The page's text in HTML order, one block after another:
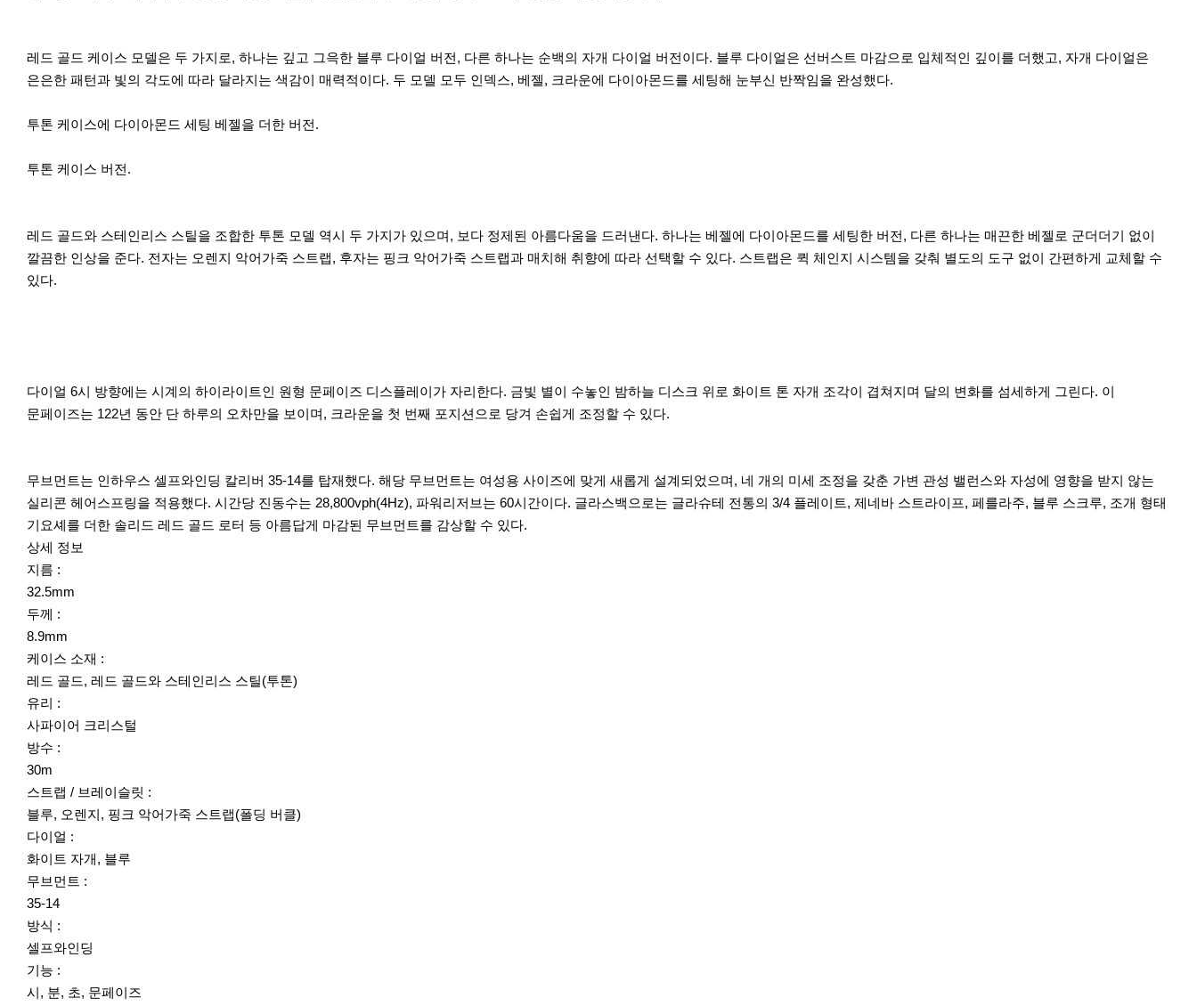
레드 골드 케이스 모델은 두 가지로, 하나는 깊고 그윽한 블루 다이얼 버전, 다른 하나는 순백의 자개 다이얼 버전이다. 블루 다이얼은 선버스트 마감으로 입체적인 깊이를 더했고, 자개 다이얼은
은은한 패턴과 빛의 각도에 따라 달라지는 색감이 매력적이다. 두 모델 모두 인덱스, 베젤, 크라운에 다이아몬드를 세팅해 눈부신 반짝임을 완성했다.
투톤 케이스에 다이아몬드 세팅 베젤을 더한 버전.
투톤 케이스 버전.
레드 골드와 스테인리스 스틸을 조합한 투톤 모델 역시 두 가지가 있으며, 보다 정제된 아름다움을 드러낸다. 하나는 베젤에 다이아몬드를 세팅한 버전, 다른 하나는 매끈한 베젤로 군더더기 없이
깔끔한 인상을 준다. 전자는 오렌지 악어가죽 스트랩, 후자는 핑크 악어가죽 스트랩과 매치해 취향에 따라 선택할 수 있다. 스트랩은 퀵 체인지 시스템을 갖춰 별도의 도구 없이 간편하게 교체할 수
있다.
다이얼 6시 방향에는 시계의 하이라이트인 원형 문페이즈 디스플레이가 자리한다. 금빛 별이 수놓인 밤하늘 디스크 위로 화이트 톤 자개 조각이 겹쳐지며 달의 변화를 섬세하게 그린다. 이
문페이즈는 122년 동안 단 하루의 오차만을 보이며, 크라운을 첫 번째 포지션으로 당겨 손쉽게 조정할 수 있다.
무브먼트는 인하우스 셀프와인딩 칼리버 35-14를 탑재했다. 해당 무브먼트는 여성용 사이즈에 맞게 새롭게 설계되었으며, 네 개의 미세 조정을 갖춘 가변 관성 밸런스와 자성에 영향을 받지 않는
실리콘 헤어스프링을 적용했다. 시간당 진동수는 28,800vph(4Hz), 파워리저브는 60시간이다. 글라스백으로는 글라슈테 전통의 3/4 플레이트, 제네바 스트라이프, 페를라주, 블루 스크루, 조개 형태
기요셰를 더한 솔리드 레드 골드 로터 등 아름답게 마감된 무브먼트를 감상할 수 있다.
상세 정보
지름 :
32.5mm
두께 :
8.9mm
케이스 소재 :
레드 골드, 레드 골드와 스테인리스 스틸(투톤)
유리 :
사파이어 크리스털
방수 :
30m
스트랩 / 브레이슬릿 :
블루, 오렌지, 핑크 악어가죽 스트랩(폴딩 버클)
다이얼 :
화이트 자개, 블루
무브먼트 :
35-14
방식 :
셀프와인딩
기능 :
시, 분, 초, 문페이즈